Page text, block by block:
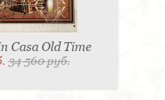
Casa Old Time
34 560 руб.